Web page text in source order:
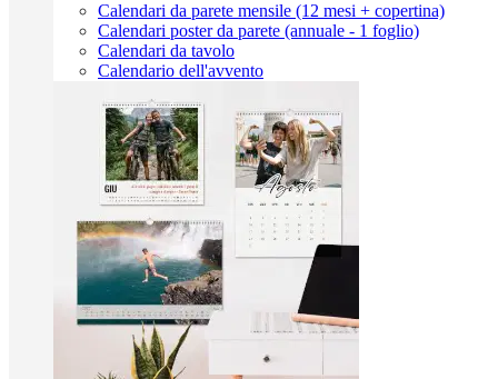
Calendari da parete mensile (12 mesi + copertina)
Calendari poster da parete (annuale - 1 foglio)
Calendari da tavolo
Calendario dell'avvento